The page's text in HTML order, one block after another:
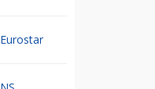
Eurostar